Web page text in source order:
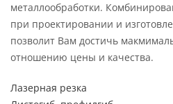
металлообработки.
при проектировании и
позволит Вам достичь
отношению цены и качества.
Лазерная резка